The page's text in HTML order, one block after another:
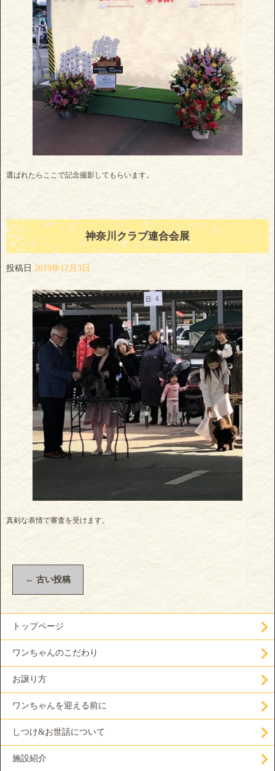
選ばれたらここで記念撮影してもらいます。
神奈川クラブ連合会展
投稿日 2019年12月3日
真剣な表情で審査を受けます。
← 古い投稿
トップページ
ワンちゃんのこだわり
お譲り方
ワンちゃんを迎える前に
しつけ&お世話について
施設紹介